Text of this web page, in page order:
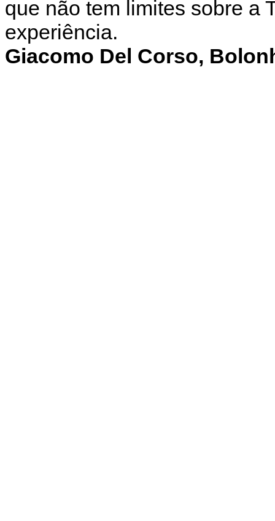
que não tem limites sobre a
experiência.
Giacomo Del Corso,